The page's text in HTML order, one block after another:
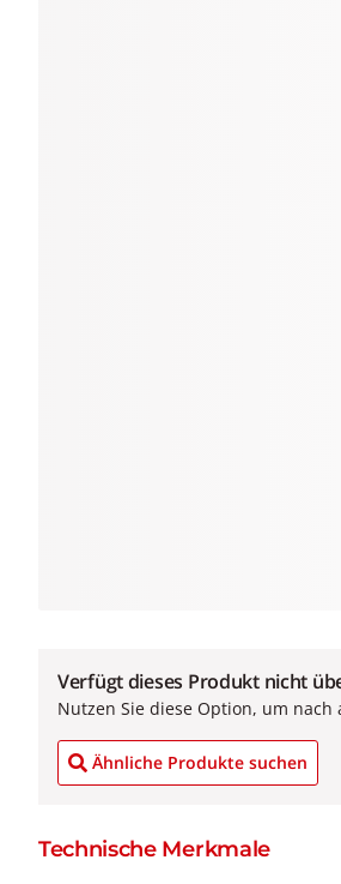
Verfügt dieses Produkt nicht
Nutzen Sie diese Option, um
Ähnliche Produkte suchen
Technische Merkmale